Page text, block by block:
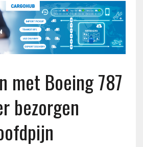
met Boeing 787
bezorgen